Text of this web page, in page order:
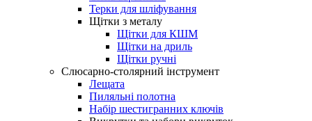
Терки для шліфування
Щітки з металу
Щітки для КШМ
Щітки на дриль
Щітки ручні
Слюсарно-столярний інструмент
Лещата
Пиляльні полотна
Набір шестигранних ключів